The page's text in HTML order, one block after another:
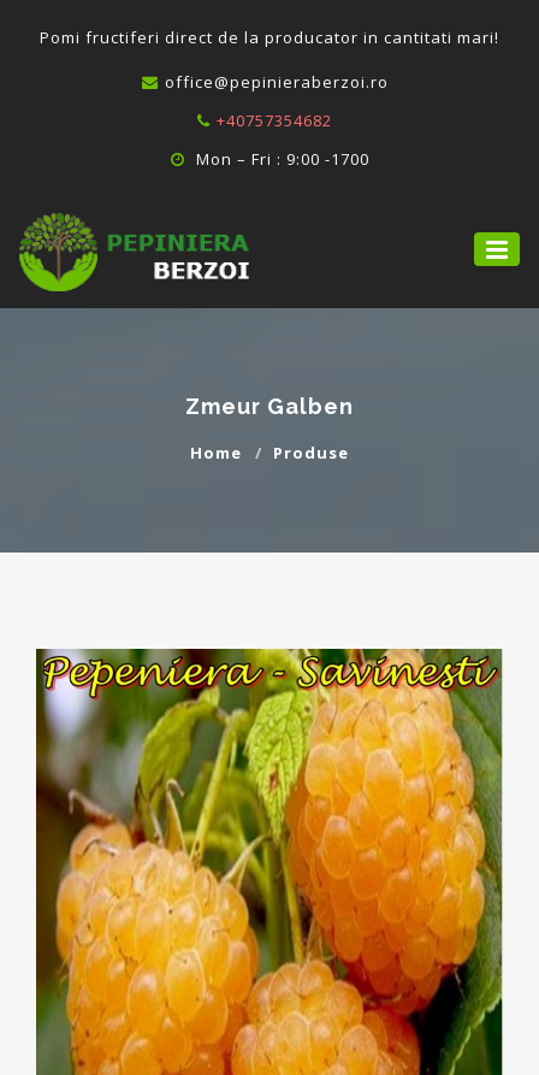
Pomi fructiferi direct de la producator in cantitati mari!
office@pepinieraberzoi.ro
+40757354682
Mon – Fri : 9:00 -1700
Zmeur Galben
Home Produse